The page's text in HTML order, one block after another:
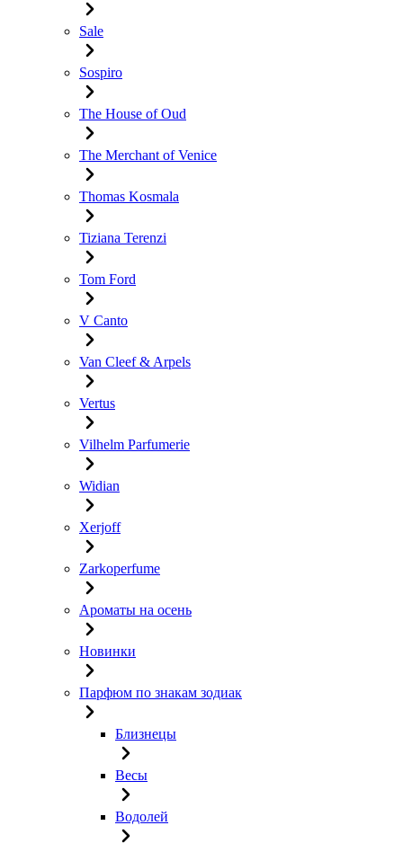
Sale
Sospiro
The House of Oud
The Merchant of Venice
Thomas Kosmala
Tiziana Terenzi
Tom Ford
V Canto
Van Cleef & Arpels
Vertus
Vilhelm Parfumerie
Widian
Xerjoff
Zarkoperfume
Ароматы на осень
Новинки
Парфюм по знакам зодиак
Близнецы
Весы
Водолей